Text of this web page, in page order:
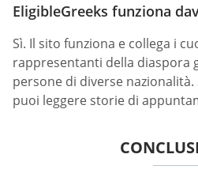
EligibleGreeks funziona
Sì. Il sito funziona e collega i
rappresentanti della diaspora
persone di diverse nazionalità.
puoi leggere storie di